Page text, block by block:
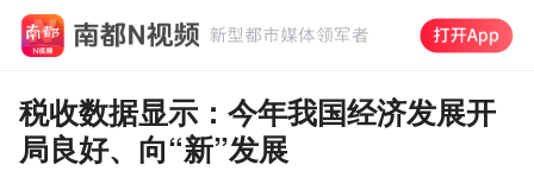
税收数据显示：今年我国经济发展开
局良好、向“新”发展